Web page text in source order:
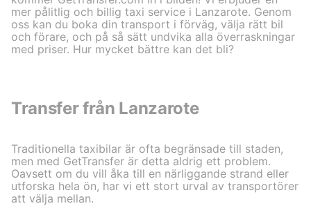
mer pålitlig och billig taxi service i Lanzarote. Genom
oss kan du boka din transport i förväg, välja rätt bil
och förare, och på så sätt undvika alla överraskningar
med priser. Hur mycket bättre kan det bli?
Transfer från Lanzarote
Traditionella taxibilar är ofta begränsade till staden,
men med GetTransfer är detta aldrig ett problem.
Oavsett om du vill åka till en närliggande strand eller
utforska hela ön, har vi ett stort urval av transportörer
att välja mellan.